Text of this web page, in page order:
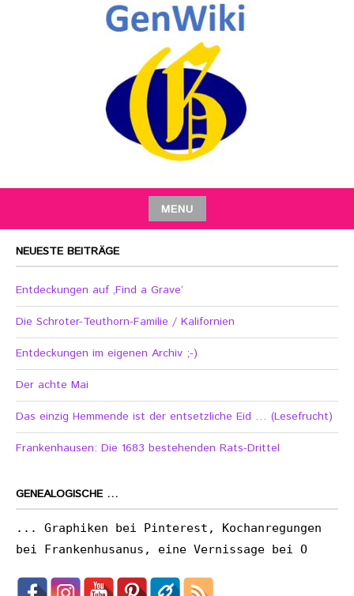
MENU
NEUESTE BEITRÄGE
Entdeckungen auf ‚Find a Grave‘
Die Schroter-Teuthorn-Familie / Kalifornien
Entdeckungen im eigenen Archiv ;-)
Der achte Mai
Das einzig Hemmende ist der entsetzliche Eid … (Lesefrucht)
Frankenhausen: Die 1683 bestehenden Rats-Drittel
GENEALOGISCHE …
... Graphiken bei Pinterest, Kochanregungen
bei Frankenhusanus, eine Vernissage bei O